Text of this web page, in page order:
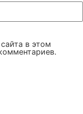
в этом